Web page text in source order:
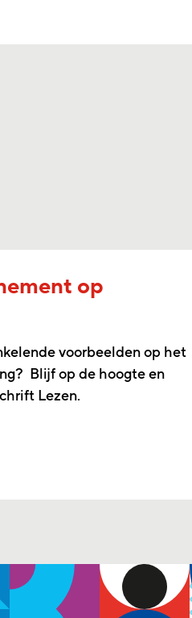
op
voorbeelden op het
Blijf op de hoogte en
Lezen.